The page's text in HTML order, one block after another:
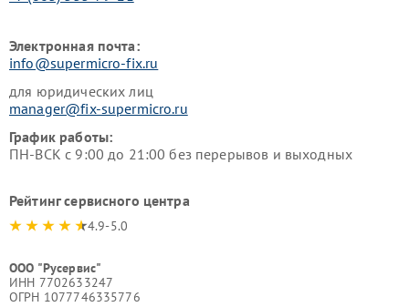
Электронная почта:
info@supermicro-fix.ru
для юридических лиц
manager@fix-supermicro.ru
График работы:
ПН-ВСК с 9:00 до 21:00 без перерывов и выходных
Рейтинг сервисного центра
4.9-5.0
ООО "Русервис"
ИНН 7702633247
ОГРН 1077746335776